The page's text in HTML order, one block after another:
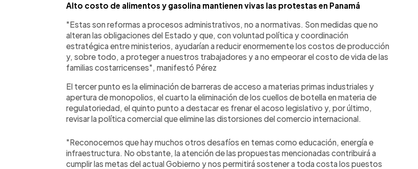
Alto costo de alimentos y gasolina mantienen vivas las protestas en Panamá
"Estas son reformas a procesos administrativos, no a normativas. Son medidas que no
alteran las obligaciones del Estado y que, con voluntad política y coordinación
estratégica entre ministerios, ayudarían a reducir enormemente los costos de producción
y, sobre todo, a proteger a nuestros trabajadores y a no empeorar el costo de vida de las
familias costarricenses", manifestó Pérez
El tercer punto es la eliminación de barreras de acceso a materias primas industriales y
apertura de monopolios, el cuarto la eliminación de los cuellos de botella en materia de
regulatoriedad, el quinto punto a destacar es frenar el acoso legislativo y, por último,
revisar la política comercial que elimine las distorsiones del comercio internacional.
"Reconocemos que hay muchos otros desafíos en temas como educación, energía e
infraestructura. No obstante, la atención de las propuestas mencionadas contribuirá a
cumplir las metas del actual Gobierno y nos permitirá sostener a toda costa los puestos